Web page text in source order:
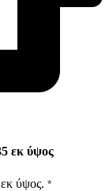
εκ ύψος
ύψος. *